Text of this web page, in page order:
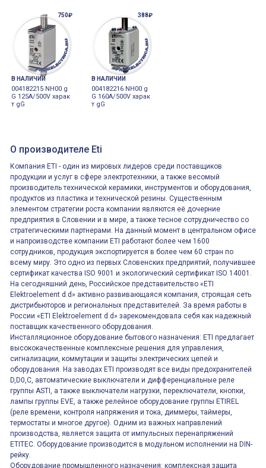
750₽
В НАЛИЧИИ
004182215 NH00 g
G 125A/500V харак
т gG
388₽
В НАЛИЧИИ
004182216 NH00 g
G 160A/500V харак
т gG
О производителе Eti
Компания ETI - один из мировых лидеров среди поставщиков
продукции и услуг в сфере электротехники, а также весомый
производитель технической керамики, инструментов и оборудования,
продуктов из пластика и технической резины. Существенным
элементом стратегии роста компании являются её дочерние
предприятия в Словении и в мире, а также тесное сотрудничество со
стратегическими партнерами. На данный момент в центральном офисе
и напроизводстве компании ETI работают более чем 1600
сотрудников, продукция экспортируется в более чем 60 стран по
всему миру. Это одно из первых Словенских предприятий, получившее
сертификат качества ISO 9001 и экологический сертификат ISO 14001.
На сегодняшний день, Российское представительство «ETI
Elektroelement d.d» активно развивающаяся компания, строящая сеть
дистрибьюторов и региональных представителей. За время работы в
России «ETI Elektroelement d.d» зарекомендовала себя как надежный
поставщик качественного оборудования.
Инсталляционное оборудование бытового назначения: ETI предлагает
высококачественные комплексные решения для управления,
сигнализации, коммутации и защиты электрических цепей и
оборудования. На заводах ETI производят все виды предохранителей
D,D0,C, автоматические выключатели и дифференциальные реле
группы ASTI, а также выключатели нагрузки, переключатели, кнопки,
лампы группы EVE, а также релейное оборудование группы ETIREL
(реле времени, контроля напряжения и тока, диммеры, таймеры,
термостаты и многое другое). Одним из важных направлений
производства, является защита от импульсных перенапряжений
ETITEC. Оборудование производится в модульном исполнении на DIN-
рейку.
Оборудование промышленного назначения: комплексная защита